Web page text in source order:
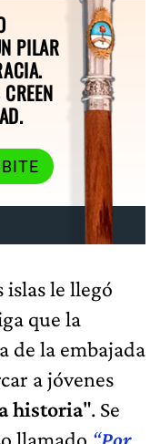
PILAR
le llegó
que la
de la embajada
a jóvenes
historia". Se
llamado “Por